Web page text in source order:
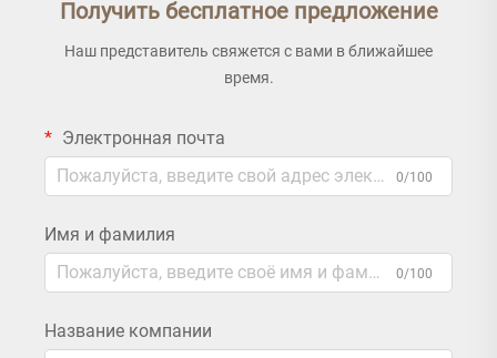
Получить бесплатное предложение
Наш представитель свяжется с вами в ближайшее
время.
Электронная почта
0/100
Имя и фамилия
0/100
Название компании